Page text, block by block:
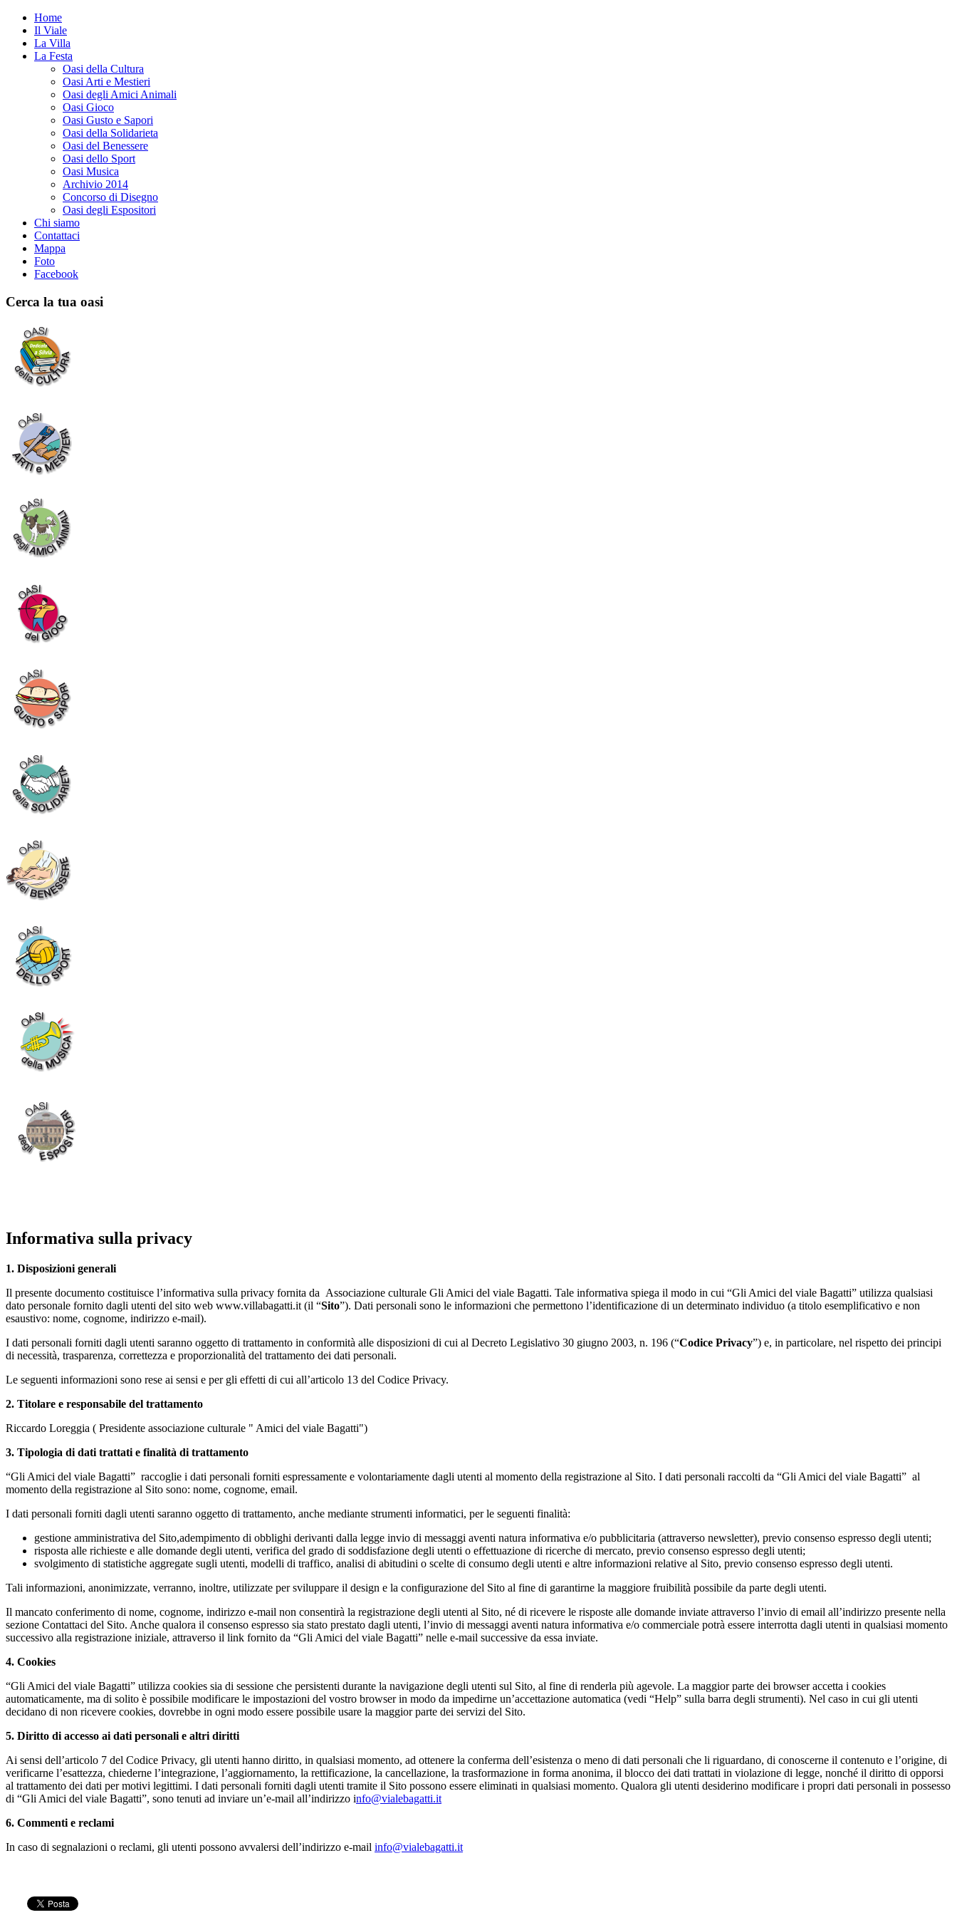
Home
Il Viale
La Villa
La Festa
Oasi della Cultura
Oasi Arti e Mestieri
Oasi degli Amici Animali
Oasi Gioco
Oasi Gusto e Sapori
Oasi della Solidarieta
Oasi del Benessere
Oasi dello Sport
Oasi Musica
Archivio 2014
Concorso di Disegno
Oasi degli Espositori
Chi siamo
Contattaci
Mappa
Foto
Facebook
Cerca la tua oasi
Informativa sulla privacy
1. Disposizioni generali
Il presente documento costituisce l’informativa sulla privacy fornita da Associazione culturale Gli Amici del viale Bagatti. Tale informativa spiega il modo in cui “Gli Amici del viale Bagatti” utilizza qualsiasi
dato personale fornito dagli utenti del sito web www.villabagatti.it (il “Sito”). Dati personali sono le informazioni che permettono l’identificazione di un determinato individuo (a titolo esemplificativo e non
esaustivo: nome, cognome, indirizzo e-mail).
I dati personali forniti dagli utenti saranno oggetto di trattamento in conformità alle disposizioni di cui al Decreto Legislativo 30 giugno 2003, n. 196 (“Codice Privacy”) e, in particolare, nel rispetto dei principi
di necessità, trasparenza, correttezza e proporzionalità del trattamento dei dati personali.
Le seguenti informazioni sono rese ai sensi e per gli effetti di cui all’articolo 13 del Codice Privacy.
2. Titolare e responsabile del trattamento
Riccardo Loreggia ( Presidente associazione culturale " Amici del viale Bagatti")
3. Tipologia di dati trattati e finalità di trattamento
“Gli Amici del viale Bagatti” raccoglie i dati personali forniti espressamente e volontariamente dagli utenti al momento della registrazione al Sito. I dati personali raccolti da “Gli Amici del viale Bagatti” al
momento della registrazione al Sito sono: nome, cognome, email.
I dati personali forniti dagli utenti saranno oggetto di trattamento, anche mediante strumenti informatici, per le seguenti finalità:
gestione amministrativa del Sito,adempimento di obblighi derivanti dalla legge invio di messaggi aventi natura informativa e/o pubblicitaria (attraverso newsletter), previo consenso espresso degli utenti;
risposta alle richieste e alle domande degli utenti, verifica del grado di soddisfazione degli utenti o effettuazione di ricerche di mercato, previo consenso espresso degli utenti;
svolgimento di statistiche aggregate sugli utenti, modelli di traffico, analisi di abitudini o scelte di consumo degli utenti e altre informazioni relative al Sito, previo consenso espresso degli utenti.
Tali informazioni, anonimizzate, verranno, inoltre, utilizzate per sviluppare il design e la configurazione del Sito al fine di garantirne la maggiore fruibilità possibile da parte degli utenti.
Il mancato conferimento di nome, cognome, indirizzo e-mail non consentirà la registrazione degli utenti al Sito, né di ricevere le risposte alle domande inviate attraverso l’invio di email all’indirizzo presente nella
sezione Contattaci del Sito. Anche qualora il consenso espresso sia stato prestato dagli utenti, l’invio di messaggi aventi natura informativa e/o commerciale potrà essere interrotta dagli utenti in qualsiasi momento
successivo alla registrazione iniziale, attraverso il link fornito da “Gli Amici del viale Bagatti” nelle e-mail successive da essa inviate.
4. Cookies
“Gli Amici del viale Bagatti” utilizza cookies sia di sessione che persistenti durante la navigazione degli utenti sul Sito, al fine di renderla più agevole. La maggior parte dei browser accetta i cookies
automaticamente, ma di solito è possibile modificare le impostazioni del vostro browser in modo da impedirne un’accettazione automatica (vedi “Help” sulla barra degli strumenti). Nel caso in cui gli utenti
decidano di non ricevere cookies, dovrebbe in ogni modo essere possibile usare la maggior parte dei servizi del Sito.
5. Diritto di accesso ai dati personali e altri diritti
Ai sensi dell’articolo 7 del Codice Privacy, gli utenti hanno diritto, in qualsiasi momento, ad ottenere la conferma dell’esistenza o meno di dati personali che li riguardano, di conoscerne il contenuto e l’origine, di
verificarne l’esattezza, chiederne l’integrazione, l’aggiornamento, la rettificazione, la cancellazione, la trasformazione in forma anonima, il blocco dei dati trattati in violazione di legge, nonché il diritto di opporsi
al trattamento dei dati per motivi legittimi. I dati personali forniti dagli utenti tramite il Sito possono essere eliminati in qualsiasi momento. Qualora gli utenti desiderino modificare i propri dati personali in possesso
di “Gli Amici del viale Bagatti”, sono tenuti ad inviare un’e-mail all’indirizzo info@vialebagatti.it
6. Commenti e reclami
In caso di segnalazioni o reclami, gli utenti possono avvalersi dell’indirizzo e-mail info@vialebagatti.it